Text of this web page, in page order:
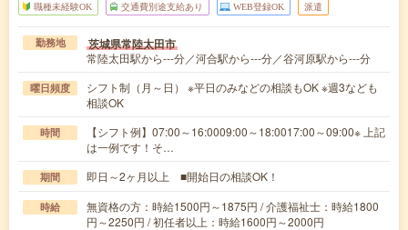
職種未経験OK 交通費別途支給あり WEB登録OK 派遣
勤務地 茨城県常陸太田市
常陸太田駅から---分／河合駅から---分／谷河原駅から---分
曜日頻度
シフト制（月～日） ※平日のみなどの相談もOK ※週3なども
相談OK
時間
【シフト例】07:00～16:0009:00～18:0017:00～09:00※ 上記
は一例です！そ…
期間 即日～2ヶ月以上 ■開始日の相談OK！
時給
無資格の方：時給1500円～1875円 / 介護福祉士：時給1800
円～2250円 / 初任者以上：時給1600円～2000円